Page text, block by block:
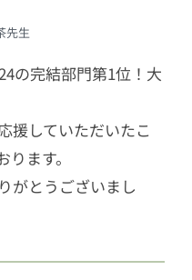
先生
の完結部門第1位！大
援していただいたこ
ます。
がとうございまし